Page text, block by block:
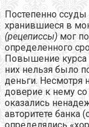
Постепенно
хранившиеся в
(рецеписсы) мог
определенного
Повышение курса
них нельзя было
деньги. Несмотря
доверие к нему
оказались
авторитете банка